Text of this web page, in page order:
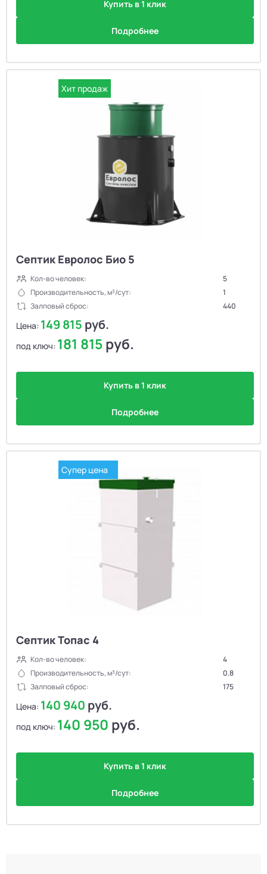
Купить в 1 клик
Подробнее
Хит продаж
Септик Евролос Био 5
Кол-во человек:
5
Производительность, м³/сут:
1
Залповый сброс:
440
Цена: 149 815 руб.
под ключ: 181 815руб.
Купить в 1 клик
Подробнее
Супер цена
Септик Топас 4
Кол-во человек:
4
Производительность, м³/сут:
0.8
Залповый сброс:
175
Цена: 140 940 руб.
под ключ: 140 950 руб.
Купить в 1 клик
Подробнее